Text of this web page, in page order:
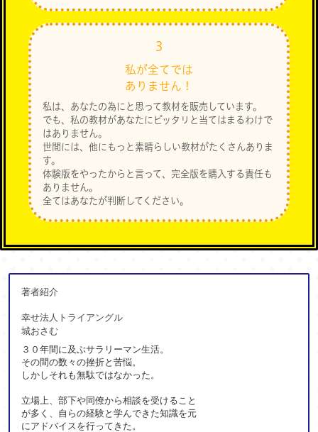
３
私が全てでは
ありません！
私は、あなたの為にと思って教材を販売しています。
でも、私の教材があなたにピッタリと当てはまるわけで
はありません。
世間には、他にもっと素晴らしい教材がたくさんありま
す。
体験版をやったからと言って、完全版を購入する責任も
ありません。
全てはあなたが判断してください。
著者紹介
幸せ法人トライアングル
城おさむ
３０年間に及ぶサラリーマン生活。
その間の数々の挫折と苦悩。
しかしそれも無駄ではなかった。
立場上、部下や同僚から相談を受けること
が多く、自らの経験と学んできた知識を元
にアドバイスを行ってきた。